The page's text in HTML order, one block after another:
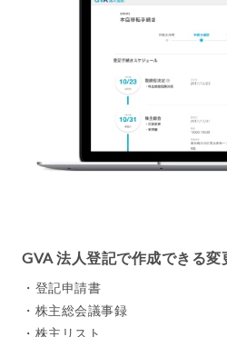
GVA 法人登記で作成できる変
・登記申請書
・株主総会議事録
・株主リスト